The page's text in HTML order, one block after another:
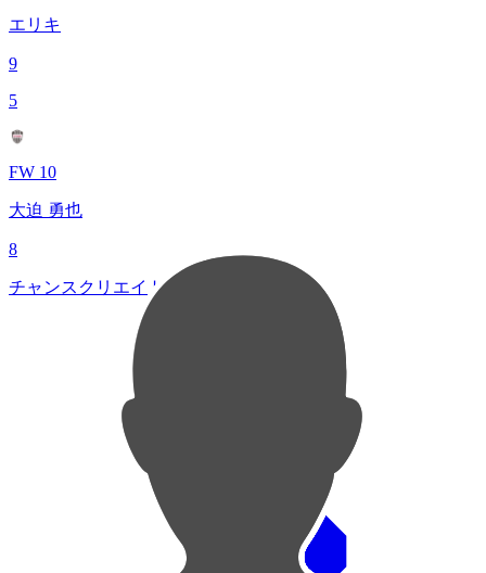
エリキ
9
5
FW 10
大迫 勇也
8
チャンスクリエイト総数